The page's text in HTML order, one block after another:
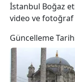
İstanbul Boğaz
video ve
Güncelleme